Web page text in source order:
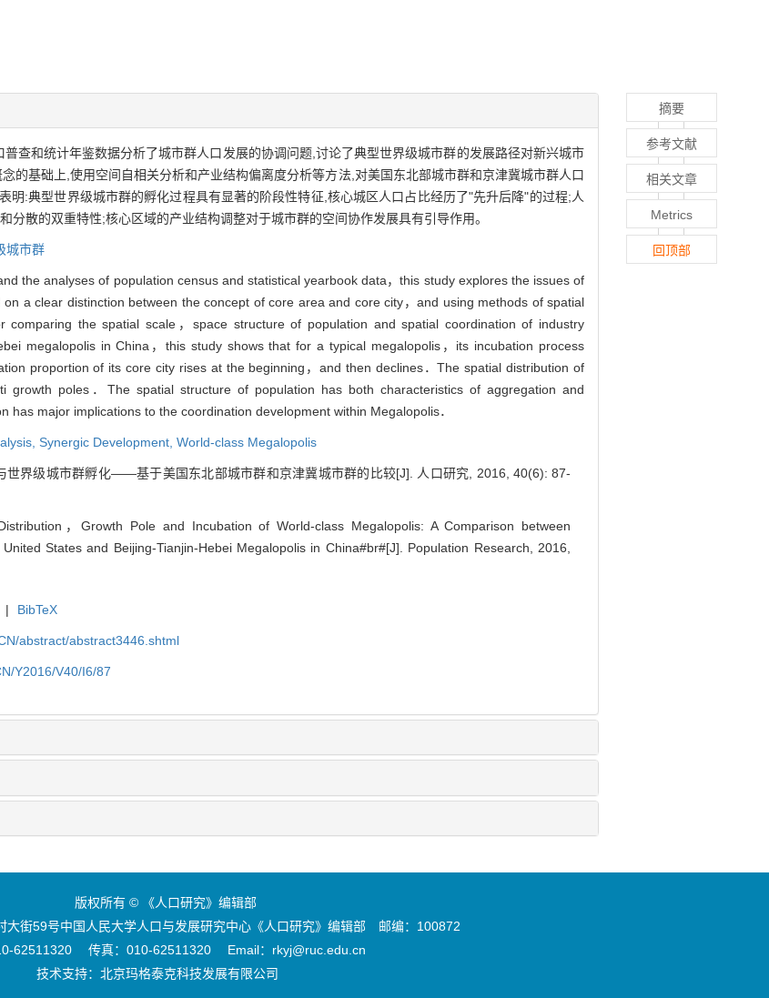
查和统计年鉴数据分析了城市群人口发展的协调问题,讨论了典型世界级城市群的发展路径对新兴城市
的基础上,使用空间自相关分析和产业结构偏离度分析等方法,对美国东北部城市群和京津冀城市群人口
明:典型世界级城市群的孵化过程具有显著的阶段性特征,核心城区人口占比经历了"先升后降"的过程;人
分散的双重特性;核心区域的产业结构调整对于城市群的空间协作发展具有引导作用。
城市群
the analyses of population census and statistical yearbook data，this study explores the issues of
a clear distinction between the concept of core area and core city，and using methods of spatial
comparing the spatial scale，space structure of population and spatial coordination of industry
megalopolis in China，this study shows that for a typical megalopolis，its incubation process
proportion of its core city rises at the beginning，and then declines．The spatial distribution of
poles．The spatial structure of population has both characteristics of aggregation and
major implications to the coordination development within Megalopolis．
Synergic Development, World-class Megalopolis
世界级城市群孵化——基于美国东北部城市群和京津冀城市群的比较[J]. 人口研究, 2016, 40(6): 87-
，Growth Pole and Incubation of World-class Megalopolis: A Comparison between
States and Beijing-Tianjin-Hebei Megalopolis in China#br#[J]. Population Research, 2016,
| BibTeX
abstract/abstract3446.shtml
Y2016/V40/I6/87
摘要
参考文献
相关文章
Metrics
回顶部
版权所有 © 《人口研究》编辑部
大街59号中国人民大学人口与发展研究中心《人口研究》编辑部 邮编：100872
62511320 传真：010-62511320 Email：rkyj@ruc.edu.cn
技术支持： 北京玛格泰克科技发展有限公司